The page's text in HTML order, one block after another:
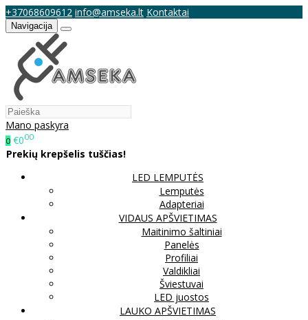
+37068609612 info@amseka.lt Kontaktai
Navigacija
Mano paskyra
0 €000
Prekių krepšelis tuščias!
LED LEMPUTĖS
Lemputės
Adapteriai
VIDAUS APŠVIETIMAS
Maitinimo šaltiniai
Panelės
Profiliai
Valdikliai
Šviestuvai
LED juostos
LAUKO APŠVIETIMAS